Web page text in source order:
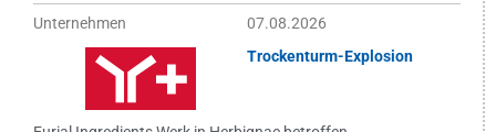
Unternehmen
07.08.2026
Trockenturm-Explosion